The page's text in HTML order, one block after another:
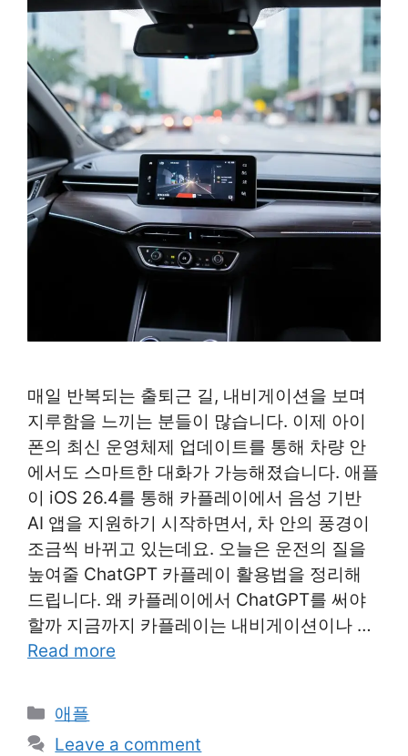
매일 반복되는 출퇴근 길, 내비게이션을 보며
지루함을 느끼는 분들이 많습니다. 이제 아이
폰의 최신 운영체제 업데이트를 통해 차량 안
에서도 스마트한 대화가 가능해졌습니다. 애플
이 iOS 26.4를 통해 카플레이에서 음성 기반
AI 앱을 지원하기 시작하면서, 차 안의 풍경이
조금씩 바뀌고 있는데요. 오늘은 운전의 질을
높여줄 ChatGPT 카플레이 활용법을 정리해
드립니다. 왜 카플레이에서 ChatGPT를 써야
할까 지금까지 카플레이는 내비게이션이나 …
Read more
Categories
애플
Leave a comment